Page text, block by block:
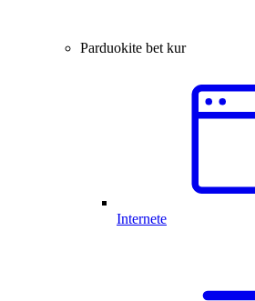
Parduokite bet kur
Internete